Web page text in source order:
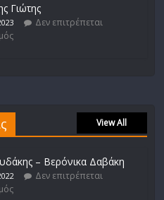
Γιώτης
Δεν επιτρέπεται
View All
– Βερόνικα Δαβάκη
Δεν επιτρέπεται